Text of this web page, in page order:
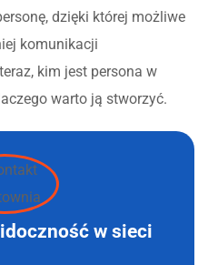
dzięki której możliwe
komunikacji
kim jest persona w
warto ją stworzyć.
w sieci